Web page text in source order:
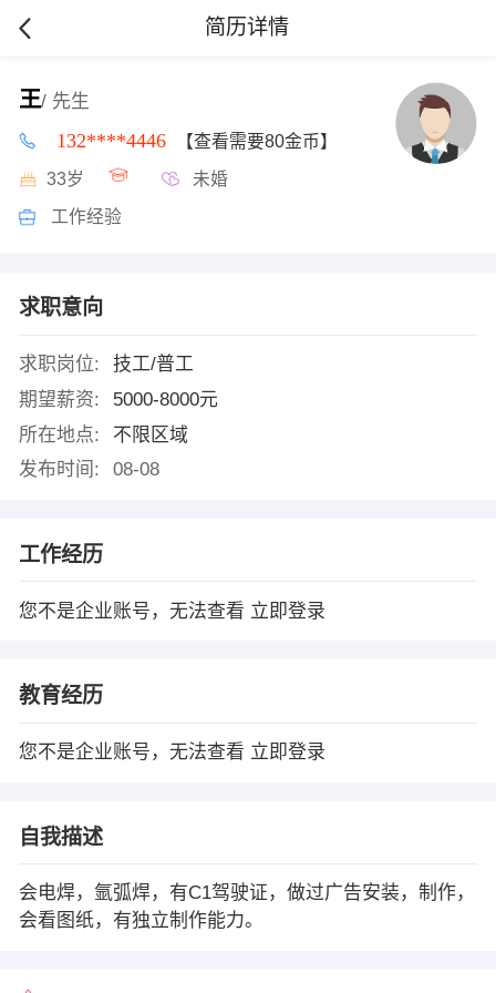
简历详情
王/ 先生
132****4446 【查看需要80金币】
33岁 未婚
工作经验
求职意向
求职岗位:
技工/普工
期望薪资:
5000-8000元
所在地点:
不限区域
发布时间:
08-08
工作经历
您不是企业账号，无法查看 立即登录
教育经历
您不是企业账号，无法查看 立即登录
自我描述
会电焊，氩弧焊，有C1驾驶证，做过广告安装，制作，
会看图纸，有独立制作能力。